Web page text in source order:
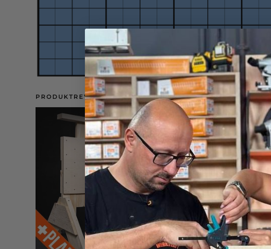
PRODUKTREVIEW: